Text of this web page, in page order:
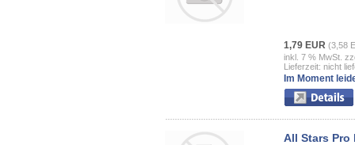
1,79 EUR (3,58
inkl. 7 % MwSt.
Lieferzeit: nicht
Im Moment
All Stars Pro